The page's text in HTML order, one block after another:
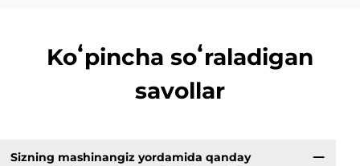
Koʻpincha soʻraladigan
savollar
Sizning mashinangiz yordamida qanday